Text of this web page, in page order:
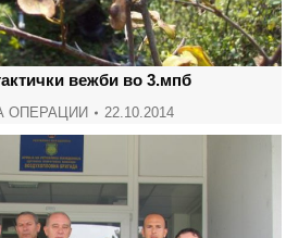
вежби во 3.мпб
ОПЕРАЦИИ 22.10.2014